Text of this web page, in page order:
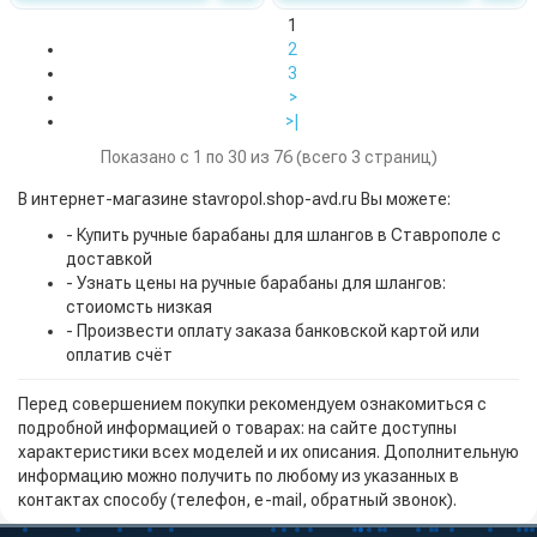
1
2
3
>
>|
Показано с 1 по 30 из 76 (всего 3 страниц)
В интернет-магазине stavropol.shop-avd.ru Вы можете:
- Купить ручные барабаны для шлангов в Ставрополе с
доставкой
- Узнать цены на ручные барабаны для шлангов:
стоиомсть низкая
- Произвести оплату заказа банковской картой или
оплатив счёт
Перед совершением покупки рекомендуем ознакомиться с
подробной информацией о товарах: на сайте доступны
характеристики всех моделей и их описания. Дополнительную
информацию можно получить по любому из указанных в
контактах способу (телефон, e-mail, обратный звонок).